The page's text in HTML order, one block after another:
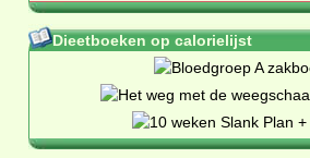
Dieetboeken op calorielijst